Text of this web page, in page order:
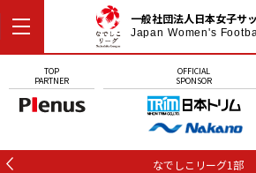
一般社団法人日本女子サ
Japan Women's
TOP
PARTNER
OFFICIAL
SPONSOR
なでしこリーグ1部